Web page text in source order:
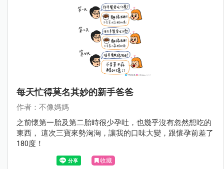
每天忙得莫名其妙的新手爸爸
作者：不像媽媽
之前懷第一胎及第二胎時很少孕吐，也幾乎沒有忽然想吃的
東西， 這次三寶來勢洶洶，讓我的口味大變，跟懷孕前差了
180度！
收藏